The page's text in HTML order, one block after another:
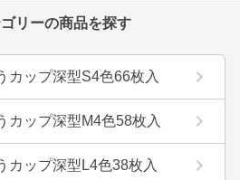
リーの商品を探す
カップ深型S4色66枚入
カップ深型M4色58枚入
カップ深型L4色38枚入